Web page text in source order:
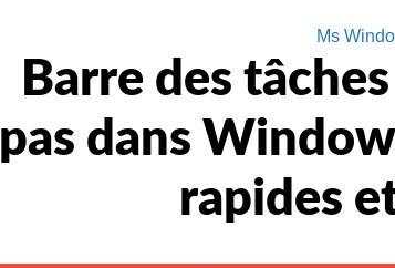
Ms
Barre des
pas dans
rapides